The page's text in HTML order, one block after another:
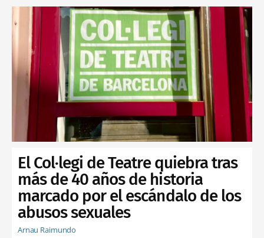
El Col·legi de Teatre quiebra tras
más de 40 años de historia
marcado por el escándalo de los
abusos sexuales
Arnau Raimundo